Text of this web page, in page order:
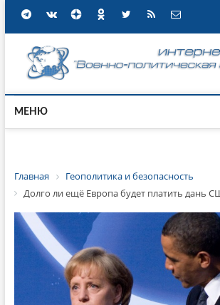
МЕНЮ
Главная
Геополитика и безопасность
Долго ли ещё Европа будет платить дань